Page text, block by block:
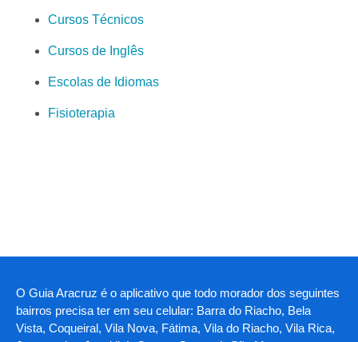
Cursos Técnicos
Cursos de Inglês
Escolas de Idiomas
Fisioterapia
O Guia Aracruz é o aplicativo que todo morador dos seguintes
bairros precisa ter em seu celular: Barra do Riacho, Bela
Vista, Coqueiral, Vila Nova, Fátima, Vila do Riacho, Vila Rica,